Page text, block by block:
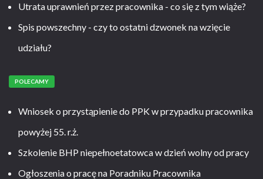
Utrata uprawnień przez pracownika - co się z tym wiąże?
Spis powszechny - czy to ostatni dzwonek na wzięcie
udziału?
POLECAMY
Wniosek o przystąpienie do PPK w przypadku pracownika
powyżej 55. r.ż.
Szkolenie BHP niepełnoetatowca w dzień wolny od pracy
Ogłoszenia o pracę na Poradniku Pracownika